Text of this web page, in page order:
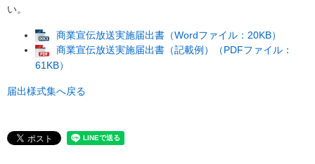
い。
商業宣伝放送実施届出書（Wordファイル：20KB）
商業宣伝放送実施届出書（記載例）（PDFファイル：
61KB）
届出様式集へ戻る